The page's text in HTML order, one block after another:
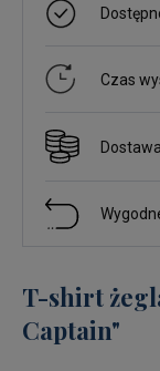
Czas
T-shirt
Captain"